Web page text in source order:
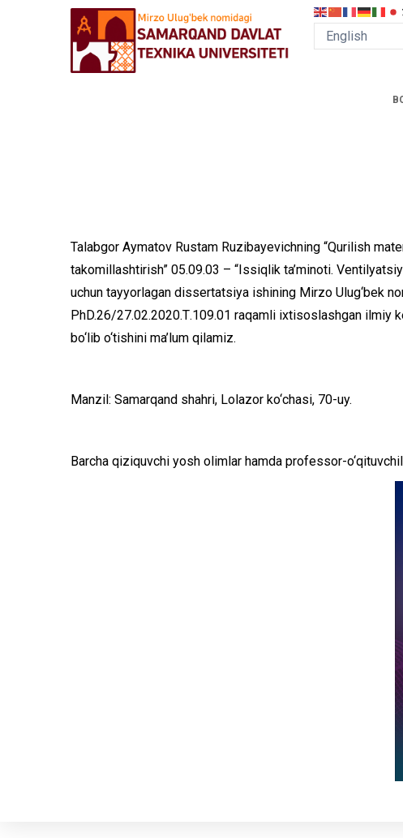
Talabgor Aymatov Rustam Ruzibayevichning “Qurilish
takomillashtirish” 05.09.03 – “Issiqlik ta’minoti.
uchun tayyorlagan dissertatsiya ishining Mirzo Ulug‘bek
PhD.26/27.02.2020.Т.109.01 raqamli ixtisoslashgan
bo‘lib o‘tishini ma’lum qilamiz.
Manzil: Samarqand shahri, Lolazor ko‘chasi, 70-uy.
Barcha qiziquvchi yosh olimlar hamda professor-